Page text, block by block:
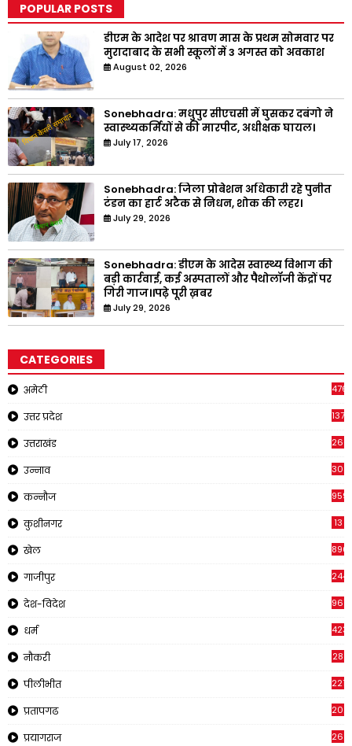
POPULAR POSTS
डीएम के आदेश पर श्रावण मास के प्रथम सोमवार पर
मुरादाबाद के सभी स्कूलों में 3 अगस्त को अवकाश
August 02, 2026
Sonebhadra: मधुपुर सीएचसी में घुसकर दबंगो ने
स्वास्थ्यकर्मियों से की मारपीट, अधीक्षक घायल।
July 17, 2026
Sonebhadra: जिला प्रोबेशन अधिकारी रहे पुनीत
टंडन का हार्ट अटैक से निधन, शोक की लहर।
July 29, 2026
Sonebhadra: डीएम के आदेस स्वास्थ्य विभाग की
बड़ी कार्रवाई, कई अस्पतालों और पैथोलॉजी केंद्रों पर
गिरी गाज।।पढ़े पूरी ख़बर
July 29, 2026
CATEGORIES
अमेठी
उत्तर प्रदेश 1378
उत्तराखंड
उन्नाव 308
कन्नौज 959
कुशीनगर 13
खेल 896
गाजीपुर 244
देश-विदेश 961
धर्म 423
नौकरी 28
पीलीभीत 2218
प्रतापगढ
प्रयागराज 269